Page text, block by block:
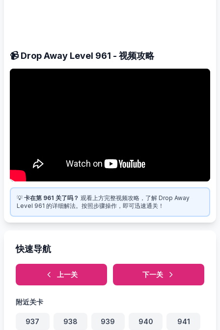
📹 Drop Away Level 961 - 视频攻略
💡 卡在第 961 关了吗？ 观看上方完整视频攻略，了解 Drop Away
Level 961 的详细解法。按照步骤操作，即可迅速通关！
快速导航
上一关 下一关
附近关卡
937 938 939 940 941